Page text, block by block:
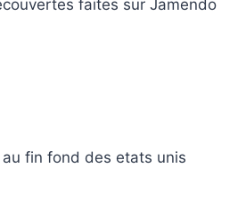
faites sur Jamendo
fin fond des etats unis